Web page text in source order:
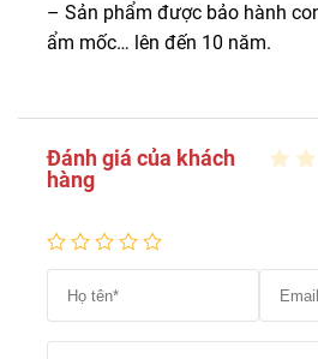
– Sản phẩm được bảo hành
ẩm mốc… lên đến 10 năm.
Đánh giá của khách
hàng